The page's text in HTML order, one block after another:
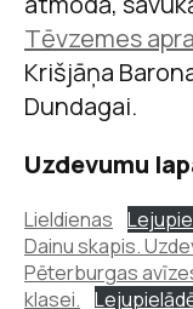
Tēvzemes
Krišjāņa
Dundagai.
Uzdevumu
Lieldienas
Dainu skapis.
Pēterburgas
klasei.